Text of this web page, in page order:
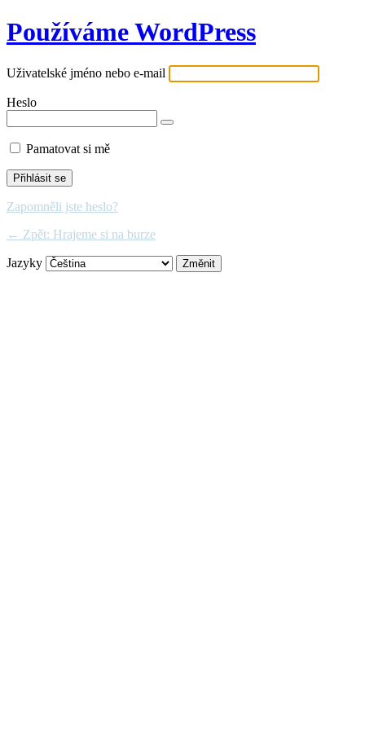
Používáme WordPress
Uživatelské jméno nebo e-mail
Heslo
Pamatovat si mě
Zapomněli jste heslo?
← Zpět: Hrajeme si na burze
Jazyky